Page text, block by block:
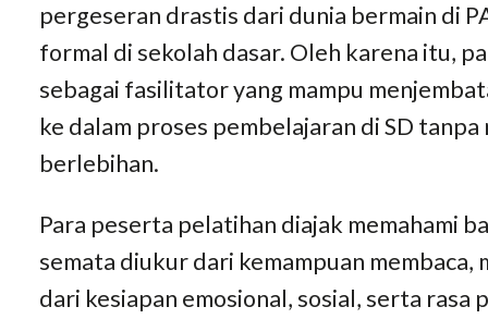
pergeseran drastis dari dunia bermain di
formal di sekolah dasar. Oleh karena itu,
sebagai fasilitator yang mampu
ke dalam proses pembelajaran di SD
berlebihan.
Para peserta pelatihan diajak memahami
semata diukur dari kemampuan
dari kesiapan emosional, sosial, serta